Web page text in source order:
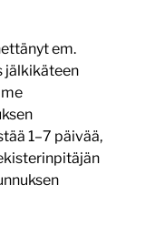
em.
jälkikäteen
1–7 päivää,